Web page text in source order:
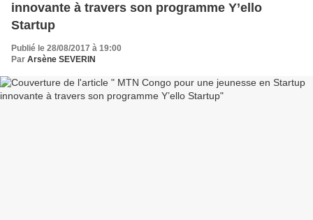
innovante à travers son programme Y’ello
Startup
Publié le 28/08/2017 à 19:00
Par Arsène SEVERIN